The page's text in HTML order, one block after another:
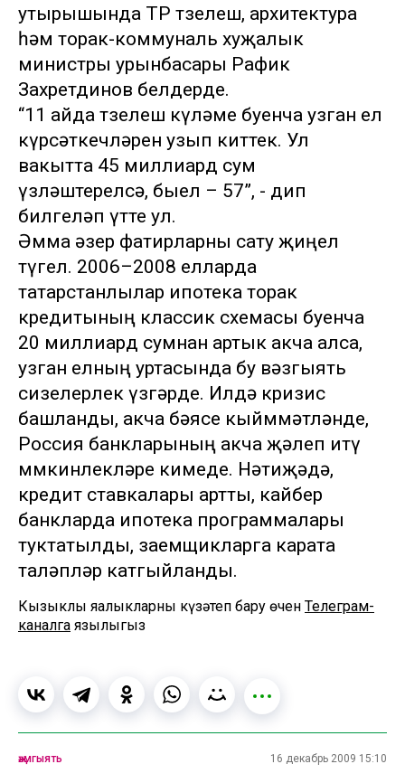
утырышында ТР төзелеш, архитектура
һәм торак-коммуналь хуҗалык
министры урынбасары Рафик
Захретдинов белдерде.
“11 айда төзелеш күләме буенча узган ел
күрсәткечләрен узып киттек. Ул
вакытта 45 миллиард сум
үзләштерелсә, быел – 57”, - дип
билгеләп үтте ул.
Әмма әзер фатирларны сату җиңел
түгел. 2006–2008 елларда
татарстанлылар ипотека торак
кредитының классик схемасы буенча
20 миллиард сумнан артык акча алса,
узган елның уртасында бу вәзгыять
сизелерлек үзгәрде. Илдә кризис
башланды, акча бәясе кыйммәтләнде,
Россия банкларының акча җәлеп итү
мөмкинлекләре кимеде. Нәтиҗәдә,
кредит ставкалары артты, кайбер
банкларда ипотека программалары
туктатылды, заемщикларга карата
таләпләр катгыйланды.
Кызыклы яңалыкларны күзәтеп бару өчен Телеграм-
каналга язылыгыз
җәмгыять 16 декабрь 2009 15:10